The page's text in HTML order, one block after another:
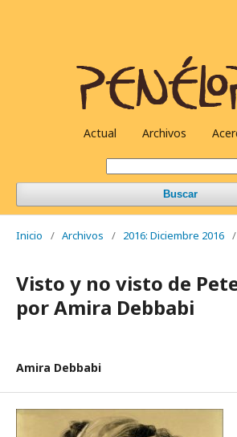
Actual Archivos
Buscar
Inicio / Archivos / 2016: Diciembre 2016 /
Visto y no visto de
por Amira Debbabi
Amira Debbabi